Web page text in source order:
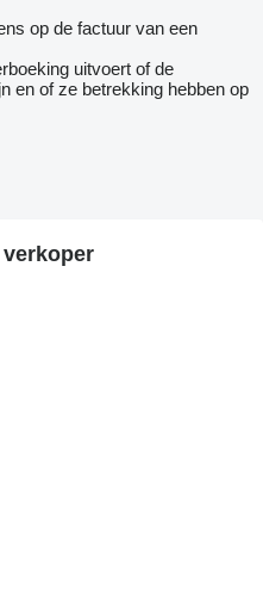
op de factuur van een
uitvoert of de
en of ze betrekking hebben op